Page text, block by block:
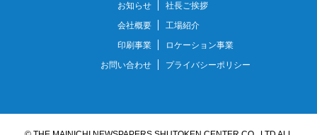
お知らせ
社長ご挨拶
会社概要
工場紹介
印刷事業
ロケーション事業
お問い合わせ
プライバシーポリシー